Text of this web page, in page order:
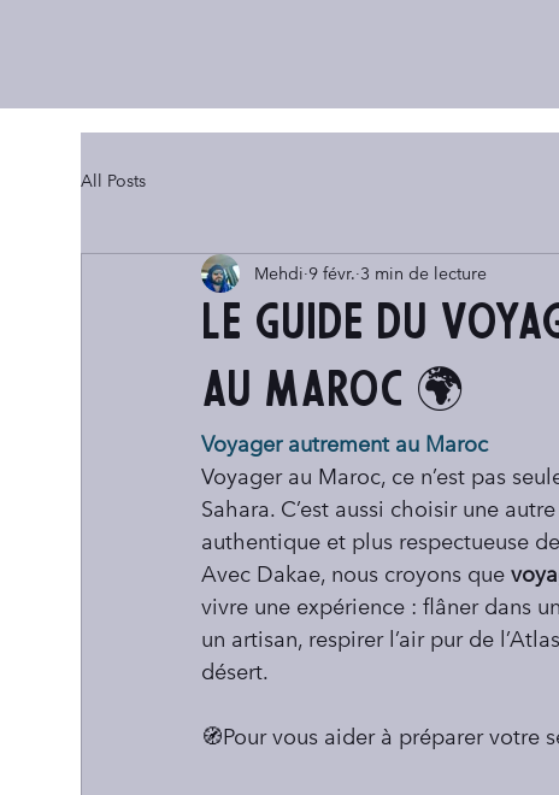
All Posts
Le guide du
au Maroc 🌍
Mehdi 9 févr. 3 min de lecture
Voyager autrement au Maroc
Voyager au Maroc, ce n’est pas
Sahara. C’est aussi choisir une
authentique et plus respectueuse
Avec Dakae, nous croyons que
vivre une expérience : flâner dans
un artisan, respirer l’air pur de
désert.
🧭Pour vous aider à préparer votre